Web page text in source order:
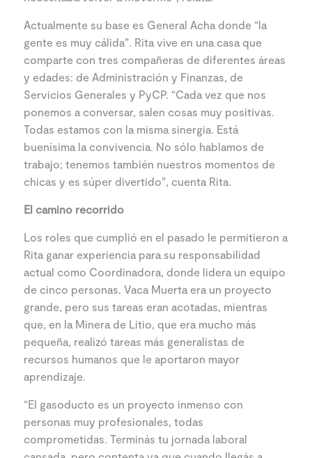
Actualmente su base es General Acha donde “la
gente es muy cálida”. Rita vive en una casa que
comparte con tres compañeras de diferentes áreas
y edades: de Administración y Finanzas, de
Servicios Generales y PyCP. “Cada vez que nos
ponemos a conversar, salen cosas muy positivas.
Todas estamos con la misma sinergia. Está
buenísima la convivencia. No sólo hablamos de
trabajo; tenemos también nuestros momentos de
chicas y es súper divertido”, cuenta Rita.
El camino recorrido
Los roles que cumplió en el pasado le permitieron a
Rita ganar experiencia para su responsabilidad
actual como Coordinadora, donde lidera un equipo
de cinco personas. Vaca Muerta era un proyecto
grande, pero sus tareas eran acotadas, mientras
que, en la Minera de Litio, que era mucho más
pequeña, realizó tareas más generalistas de
recursos humanos que le aportaron mayor
aprendizaje.
“El gasoducto es un proyecto inmenso con
personas muy profesionales, todas
comprometidas. Terminás tu jornada laboral